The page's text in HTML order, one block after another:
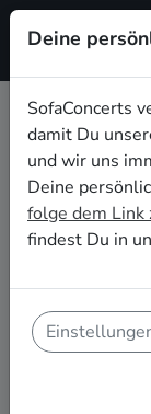
Du bist gerade
und möchtest
sein, dass
erstrahlt. Auf
und
Deine
SofaConcerts
damit Du
und wir uns
Deine
folge dem Link
findest Du in